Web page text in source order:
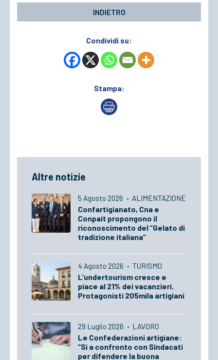
INDIETRO
Condividi su:
Stampa:
Altre notizie
5 Agosto 2026 · ALIMENTAZIONE
Confartigianato, Cna e
Conpait propongono il
riconoscimento del “Gelato di
tradizione italiana”
4 Agosto 2026 · TURISMO
L’undertourism cresce e
piace al 21% dei vacanzieri.
Protagonisti 205mila artigiani
29 Luglio 2026 · LAVORO
Le Confederazioni artigiane:
“Sì a confronto con Sindacati
per difendere la buona